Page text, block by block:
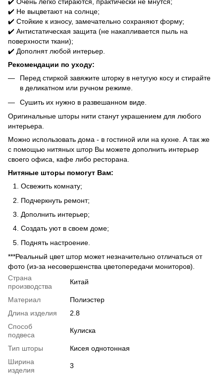
✔️ Очень легко стираются, практически не мнутся;
✔️ Не выцветают на солнце;
✔️ Стойкие к износу, замечательно сохраняют форму;
✔️ Антистатическая защита (не накапливается пыль на
поверхности ткани);
✔️ Дополнят любой интерьер.
Рекомендации по уходу:
Перед стиркой завяжите шторку в нетугую косу и стирайте
в деликатном или ручном режиме.
Сушить их нужно в развешанном виде.
Оригинальные шторы нити станут украшением для любого
интерьера.
Можно использовать дома - в гостиной или на кухне. А так же
с помощью нитяных штор Вы можете дополнить интерьер
своего офиса, кафе либо ресторана.
Нитяные шторы помогут Вам:
Освежить комнату;
Подчеркнуть ремонт;
Дополнить интерьер;
Создать уют в своем доме;
Поднять настроение.
***Реальный цвет штор может незначительно отличаться от
фото (из-за несовершенства цветопередачи мониторов).
Страна
производства
Китай
Материал
Полиэстер
Длина изделия
2.8
Способ
подвеса
Кулиска
Тип шторы
Кисея однотонная
Ширина
изделия
3